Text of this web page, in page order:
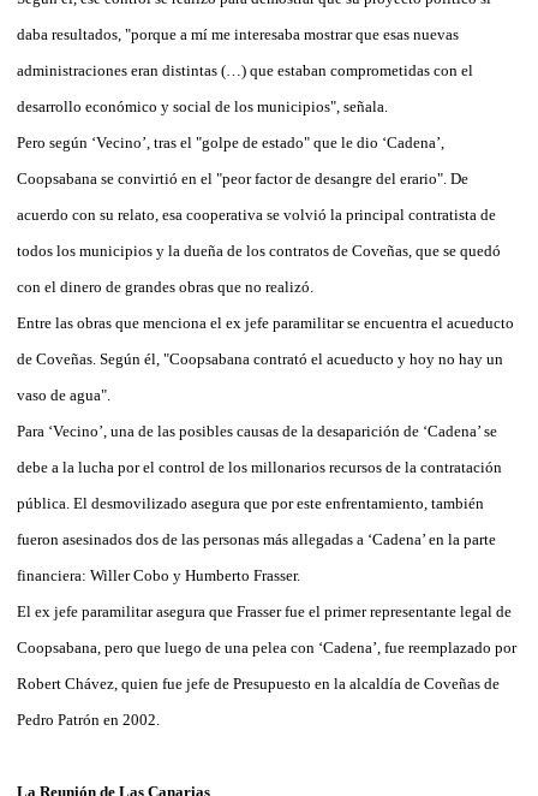
daba resultados, "porque a mí me interesaba mostrar que esas nuevas
administraciones eran distintas (…) que estaban comprometidas con el
desarrollo económico y social de los municipios", señala.
Pero según ‘Vecino’, tras el "golpe de estado" que le dio ‘Cadena’,
Coopsabana se convirtió en el "peor factor de desangre del erario". De
acuerdo con su relato, esa cooperativa se volvió la principal contratista de
todos los municipios y la dueña de los contratos de Coveñas, que se quedó
con el dinero de grandes obras que no realizó.
Entre las obras que menciona el ex jefe paramilitar se encuentra el acueducto
de Coveñas. Según él, "Coopsabana contrató el acueducto y hoy no hay un
vaso de agua".
Para ‘Vecino’, una de las posibles causas de la desaparición de ‘Cadena’ se
debe a la lucha por el control de los millonarios recursos de la contratación
pública. El desmovilizado asegura que por este enfrentamiento, también
fueron asesinados dos de las personas más allegadas a ‘Cadena’ en la parte
financiera: Willer Cobo y Humberto Frasser.
El ex jefe paramilitar asegura que Frasser fue el primer representante legal de
Coopsabana, pero que luego de una pelea con ‘Cadena’, fue reemplazado por
Robert Chávez, quien fue jefe de Presupuesto en la alcaldía de Coveñas de
Pedro Patrón en 2002.
La Reunión de Las Canarias